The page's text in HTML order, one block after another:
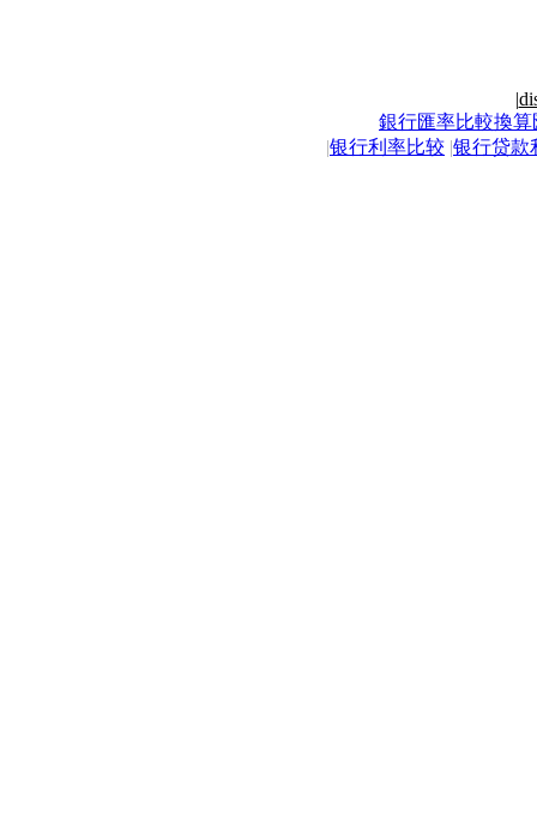
|
銀行匯率比較換算
|银行利率比较 |银行贷款